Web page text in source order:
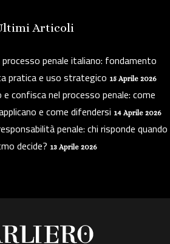
Articoli
penale italiano: fondamento
pratica e uso strategico 15 Aprile 2026
confisca nel processo penale: come
e come difendersi 14 Aprile 2026
penale: chi risponde quando
decide? 13 Aprile 2026